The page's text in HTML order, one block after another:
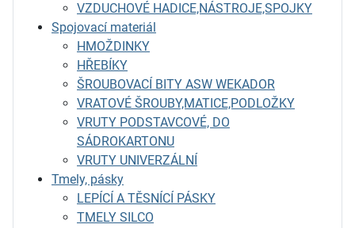
VZDUCHOVÉ HADICE,NÁSTROJE,SPOJKY
Spojovací materiál
HMOŽDINKY
HŘEBÍKY
ŠROUBOVACÍ BITY ASW WEKADOR
VRATOVÉ ŠROUBY,MATICE,PODLOŽKY
VRUTY PODSTAVCOVÉ, DO
SÁDROKARTONU
VRUTY UNIVERZÁLNÍ
Tmely, pásky
LEPÍCÍ A TĚSNÍCÍ PÁSKY
TMELY SILCO